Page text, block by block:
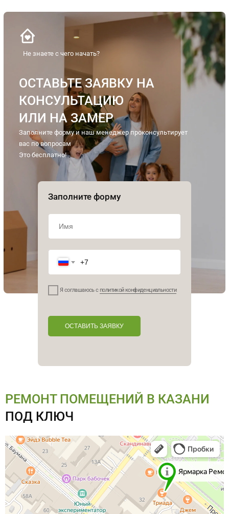
Не знаете с чего начать?
ОСТАВЬТЕ ЗАЯВКУ НА
КОНСУЛЬТАЦИЮ
ИЛИ НА ЗАМЕР
Это бесплатно!
Заполните форму и наш менеджер проконсультирует
вас по вопросам
Заполните форму
Я соглашаюсь с политикой конфиденциальности
ОСТАВИТЬ ЗАЯВКУ
РЕМОНТ ПОМЕЩЕНИЙ В КАЗАНИ
ПОД КЛЮЧ